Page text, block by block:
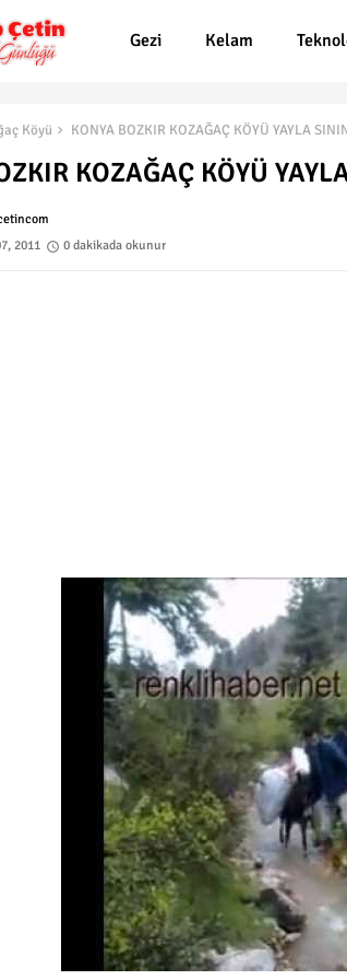
Gezi Kelam
Köyü KONYA BOZKIR KOZAĞAÇ KÖYÜ YAYLA
KOZAĞAÇ KÖYÜ
2011
0 dakikada okunur